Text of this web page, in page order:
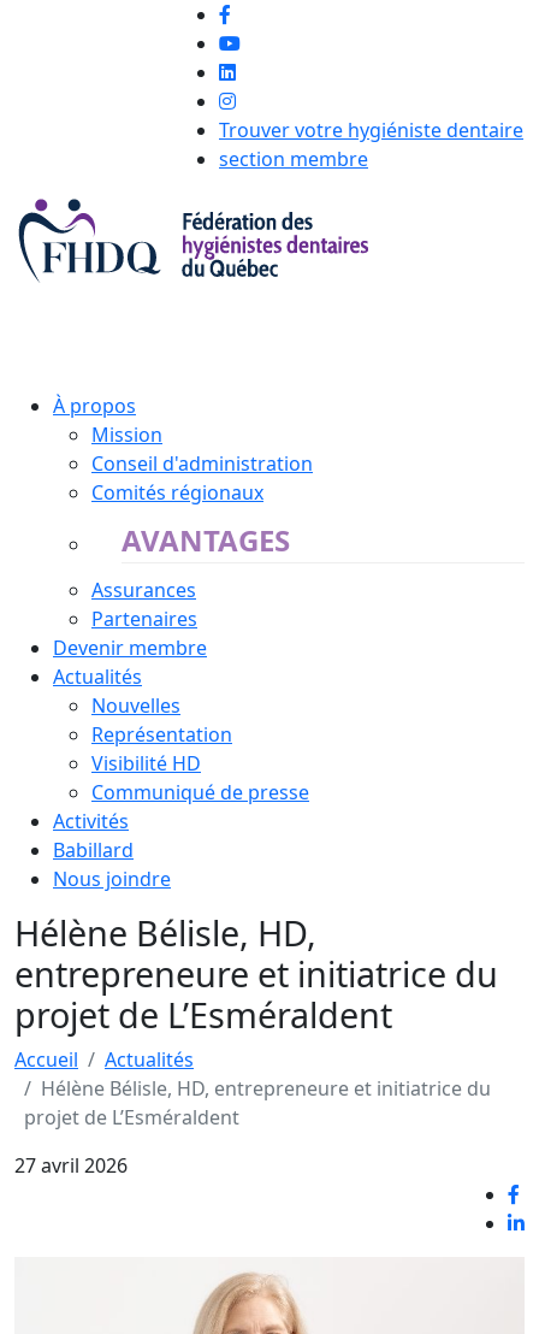
Trouver votre hygiéniste dentaire
section membre
À propos
Mission
Conseil d'administration
Comités régionaux
AVANTAGES
Assurances
Partenaires
Devenir membre
Actualités
Nouvelles
Représentation
Visibilité HD
Communiqué de presse
Activités
Babillard
Nous joindre
Hélène Bélisle, HD,
entrepreneure et initiatrice du
projet de L’Esméraldent
Accueil
Actualités
Hélène Bélisle, HD, entrepreneure et initiatrice du
projet de L’Esméraldent
27 avril 2026